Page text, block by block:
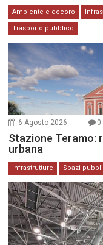
Ambiente e decoro
Trasporto pubblico
6 Agosto 2026 0
Stazione Teramo:
urbana
Infrastrutture Spazi